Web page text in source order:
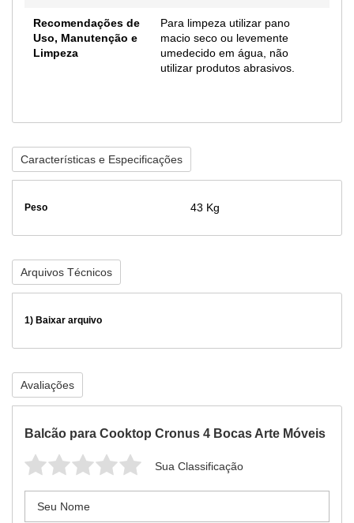
Recomendações de
Uso, Manutenção e
Limpeza
Para limpeza utilizar pano
macio seco ou levemente
umedecido em água, não
utilizar produtos abrasivos.
Características e Especificações
Peso 43 Kg
Arquivos Técnicos
1) Baixar arquivo
Avaliações
Balcão para Cooktop Cronus 4 Bocas Arte Móveis
Sua Classificação